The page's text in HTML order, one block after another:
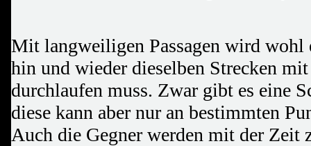
Mit langweiligen Passagen wird wohl
hin und wieder dieselben Strecken
durchlaufen muss. Zwar gibt es eine
diese kann aber nur an bestimmten
Auch die Gegner werden mit der Zeit